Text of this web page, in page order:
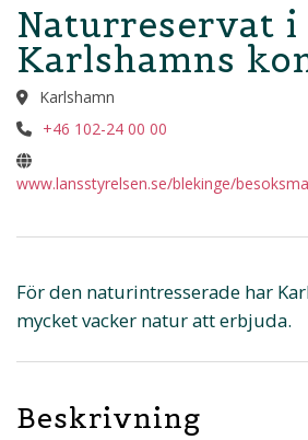
Naturreservat i
Karlshamns
Karlshamn
+46 102-24 00 00
www.lansstyrelsen.se/blekinge/
För den naturintresserade har
mycket vacker natur att erbjuda.
Beskrivning